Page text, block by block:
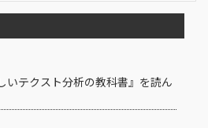
いテクスト分析の教科書』を読ん